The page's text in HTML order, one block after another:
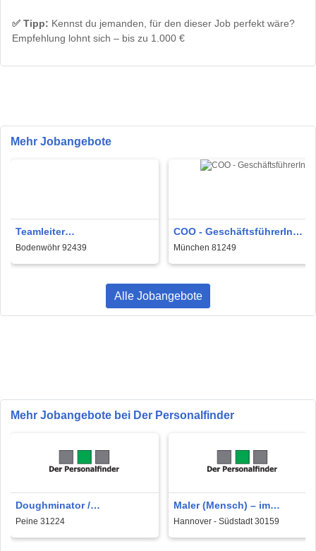
✅Tipp: Kennst du jemanden, für den dieser Job perfekt wäre?
Empfehlung lohnt sich – bis zu 1.000 €
Mehr Jobangebote
Teamleiter
Kommunikationstechnik
(m/w/d) Führungsposition
Bodenwöhr 92439
COO - GeschäftsführerIn
mit Operations & Scaling
Verantwortung
München 81249
Alle Jobangebote
Mehr Jobangebote bei Der Personalfinder
Doughminator /
Teigkünstler (Mensch)
Peine 31224
Maler (Mensch) – im
Bereich Instandhaltung
Hannover - Südstadt 30159